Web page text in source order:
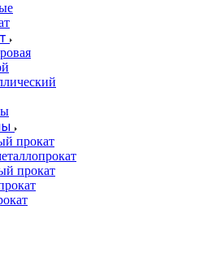
прокат
прокат